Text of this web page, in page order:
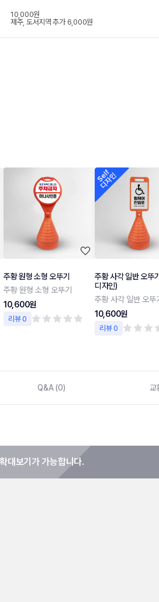
10,000원
제주, 도서지역 추가 6,000원
주황 원형 소형 오뚜기
주황 원형 소형 오뚜기
10,600원
리뷰 0
주황 사각 일반 오뚜
디자인)
주황 사각 일반 오뚜
10,600원
리뷰 0
Q&A (0) 교
대보기가 가능합니다.